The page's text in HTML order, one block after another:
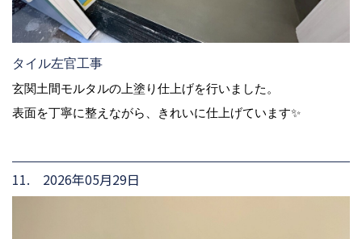
タイル左官工事
玄関土間モルタルの上塗り仕上げを行いました。
表面を丁寧に整えながら、きれいに仕上げています✨
11. 2026年05月29日